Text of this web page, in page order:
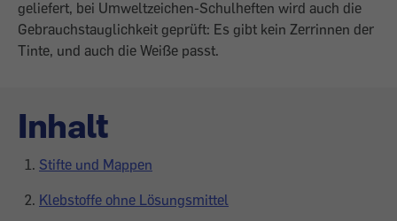
geliefert, bei Umweltzeichen-Schulheften wird auch die
Gebrauchstauglichkeit geprüft: Es gibt kein Zerrinnen der
Tinte, und auch die Weiße passt.
Inhalt
Stifte und Mappen
Klebstoffe ohne Lösungsmittel